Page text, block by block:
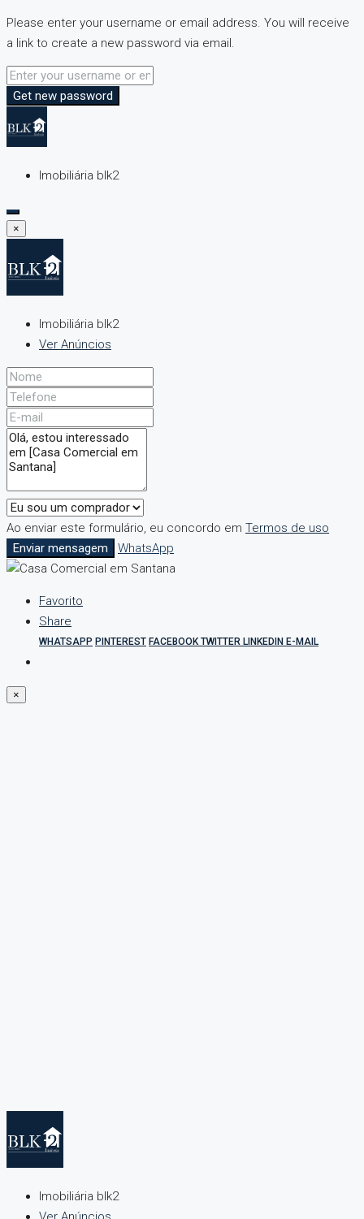
Please enter your username or email address. You will receive
a link to create a new password via email.
Get new password
Imobiliária blk2
×
Imobiliária blk2
Ver Anúncios
Ao enviar este formulário, eu concordo em Termos de uso
Enviar mensagem
WhatsApp
Favorito
Share
WHATSAPP PINTEREST FACEBOOKTWITTER LINKEDIN E-MAIL
×
Imobiliária blk2